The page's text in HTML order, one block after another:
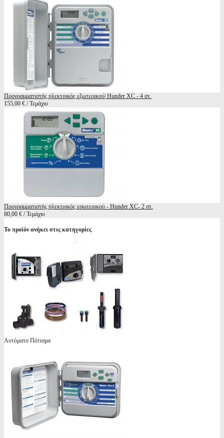
Προγραμματιστής ηλεκτρικός εξωτερικού| Hunder XC - 4 στ.
155,00 € / Τεμάχιο
Προγραμματιστής ηλεκτρικός εσωτερικού - Hunder XC- 2 στ.
80,00 € / Τεμάχιο
Το προϊόν ανήκει στις κατηγορίες
Αυτόματο Πότισμα